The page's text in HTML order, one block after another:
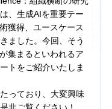
、生成AIを重要テー
獲得、ユースケース
ました。今回、そう
集まるといわれるア
トをご紹介いたしま
っており、大変興味